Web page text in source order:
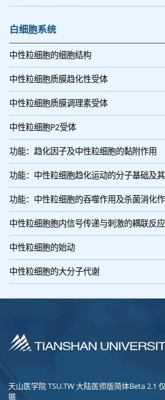
白细胞系统
中性粒细胞的细胞结构
中性粒细胞质膜趋化性受体
中性粒细胞质膜调理素受体
中性粒细胞P2受体
功能：趋化因子及中性粒细胞的黏附作用
功能：中性粒细胞趋化运动的分子基础及
功能：中性粒细胞的吞噬作用及杀菌消化
中性粒细胞胞内信号传递与刺激的耦联反应
中性粒细胞的始动
中性粒细胞的大分子代谢
天山医学院 TSU.TW 大陆医师版简体Beta 2.1
据